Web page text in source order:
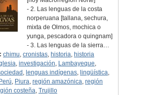
- 2. Las lenguas de la costa
norperuana [tallana, sechura,
mixta de Olmos, mochica o
yunga, pescadora o quingnam]
- 3. Las lenguas de la sierra…
chimu, cronistas, historia, historia
, investigación, Lambayeque,
, lenguas indígenas, lingüística,
Perú, Piura, región amazónica, región
costeña, Trujillo